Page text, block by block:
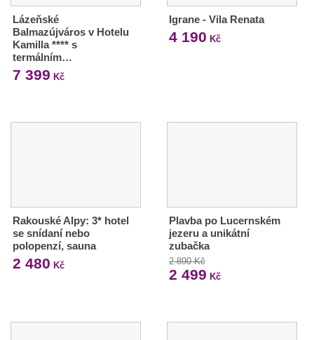
Lázeňské
Balmazújváros v Hotelu
Kamilla **** s
termálním…
7 399 Kč
Igrane - Vila Renata
4 190 Kč
Rakouské Alpy: 3* hotel
se snídaní nebo
polopenzí, sauna
2 480 Kč
Plavba po Lucernském
jezeru a unikátní
zubačka
2 890 Kč
2 499 Kč